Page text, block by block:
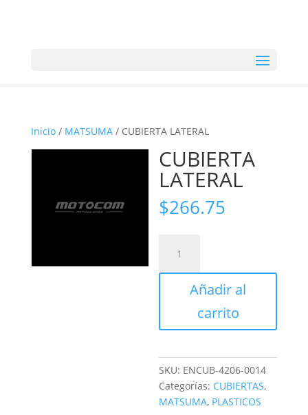
Inicio/ MATSUMA/ CUBIERTA LATERAL
CUBIERTA
LATERAL
$266.75
LATERAL
cantidad
Añadir al
carrito
SKU: ENCUB-4206-0014
Categorías: CUBIERTAS,
MATSUMA, PLASTICOS